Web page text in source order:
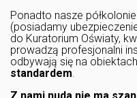
Ponadto nasze
(posiadamy
do Kuratorium Oświaty,
prowadzą profesjonalni
odbywają się na
standardem